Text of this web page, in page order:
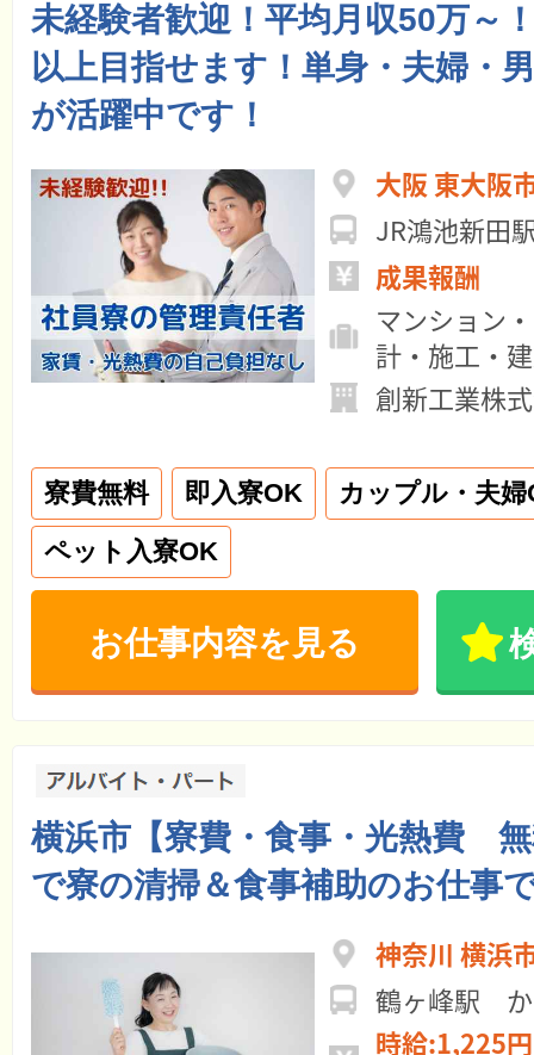
未経験者歓迎！平均月収50万～
以上目指せます！単身・夫婦・
が活躍中です！
大阪 東大阪
JR鴻池新田
成果報酬
マンション
計・施工・
創新工業株
寮費無料 即入寮OK
カップル・夫婦
ペット入寮OK
お仕事内容を見る
横浜市【寮費・食事・光熱費
で寮の清掃＆食事補助のお仕事
神奈川 横浜
鶴ヶ峰駅
時給:1,225円 ～ 月給